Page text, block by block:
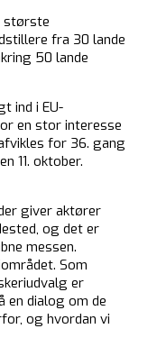
største
fra 30 lande
50 lande
ind i EU-
en stor interesse
for 36. gang
11. oktober.
giver aktører
og det er
messen.
Som
er
en dialog om de
og hvordan vi